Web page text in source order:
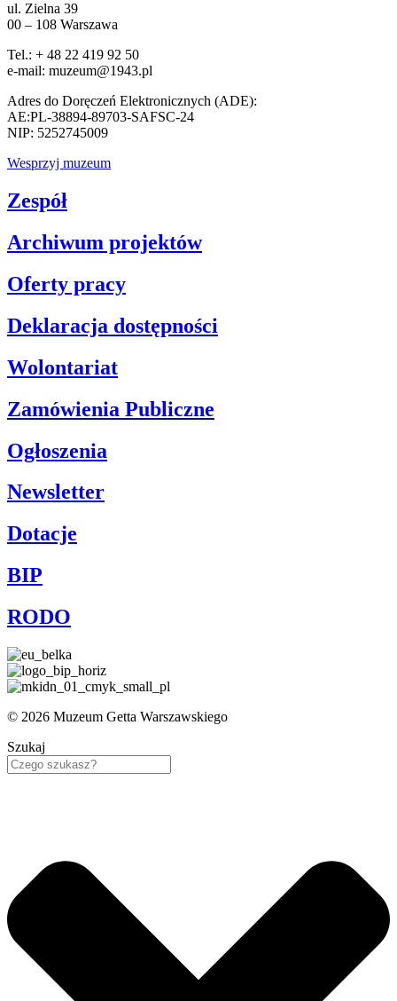
ul. Zielna 39
00 – 108 Warszawa
Tel.: + 48 22 419 92 50
e-mail: muzeum@1943.pl
Adres do Doręczeń Elektronicznych (ADE):
AE:PL-38894-89703-SAFSC-24
NIP: 5252745009
Wesprzyj muzeum
Zespół
Archiwum projektów
Oferty pracy
Deklaracja dostępności
Wolontariat
Zamówienia Publiczne
Ogłoszenia
Newsletter
Dotacje
BIP
RODO
© 2026 Muzeum Getta Warszawskiego
Szukaj